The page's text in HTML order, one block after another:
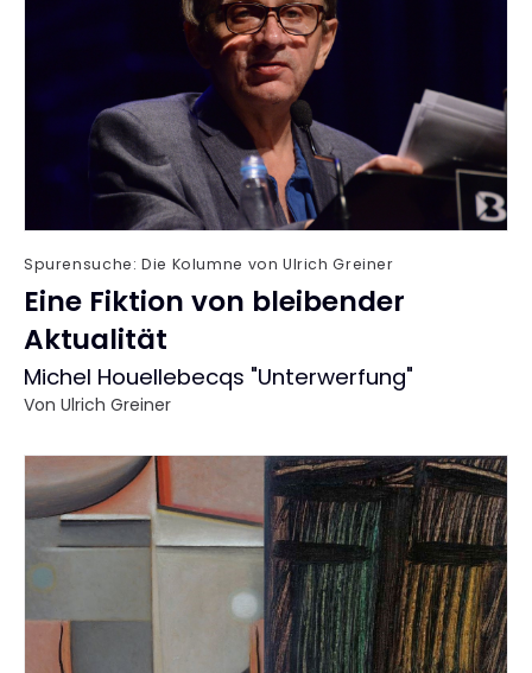
Spurensuche: Die Kolumne von Ulrich Greiner
Eine Fiktion von bleibender
Aktualität
:
Michel Houellebecqs "Unterwerfung"
Von Ulrich Greiner